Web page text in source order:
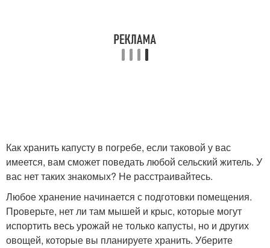
Как хранить капусту в погребе, если таковой у вас
имеется, вам сможет поведать любой сельский житель. У
вас нет таких знакомых? Не расстраивайтесь.
Любое хранение начинается с подготовки помещения.
Проверьте, нет ли там мышей и крыс, которые могут
испортить весь урожай не только капусты, но и других
овощей, которые вы планируете хранить. Уберите